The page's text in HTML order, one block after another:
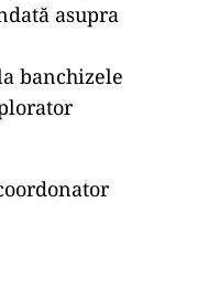
asupra
banchizele